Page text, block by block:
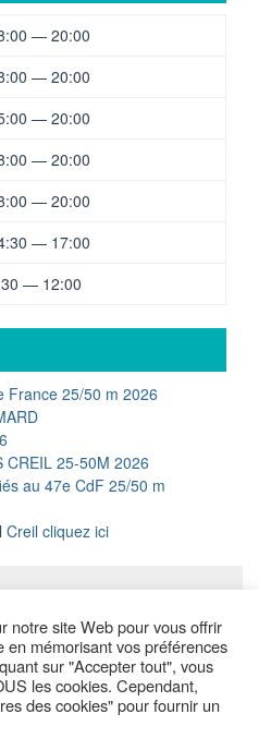
— 20:00
— 20:00
— 20:00
— 20:00
— 20:00
— 17:00
— 12:00
France 25/50 m 2026
CREIL 25-50M 2026
au 47e CdF 25/50 m
Creil cliquez ici
Rights Reserved.
WordPress
notre site Web pour vous offrir
en mémorisant vos préférences
sur "Accepter tout", vous
les cookies. Cependant,
des cookies" pour fournir un